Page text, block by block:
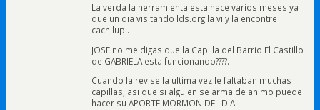
La verda la herramienta esta hace varios meses ya
que un dia visitando lds.org la vi y la encontre
cachilupi.
JOSE no me digas que la Capilla del Barrio El Castillo
de GABRIELA esta funcionando????.
Cuando la revise la ultima vez le faltaban muchas
capillas, asi que si alguien se arma de animo puede
hacer su APORTE MORMON DEL DIA.